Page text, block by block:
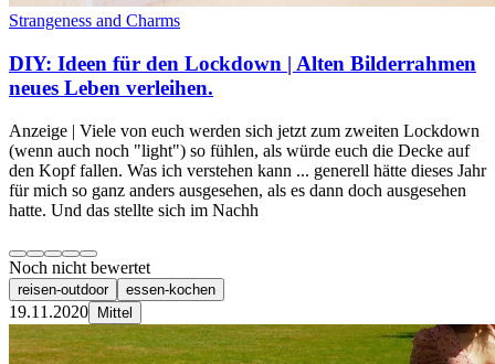
Strangeness and Charms
DIY: Ideen für den Lockdown | Alten Bilderrahmen
neues Leben verleihen.
Anzeige | Viele von euch werden sich jetzt zum zweiten Lockdown
(wenn auch noch "light") so fühlen, als würde euch die Decke auf
den Kopf fallen. Was ich verstehen kann ... generell hätte dieses Jahr
für mich so ganz anders ausgesehen, als es dann doch ausgesehen
hatte. Und das stellte sich im Nachh
Noch nicht bewertet
reisen-outdoor essen-kochen
19.11.2020 Mittel